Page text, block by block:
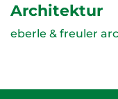
Architektur
eberle & freuler